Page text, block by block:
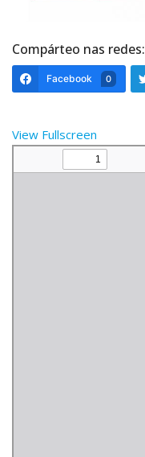
Compárteo nas redes:
Facebook 0
View Fullscreen